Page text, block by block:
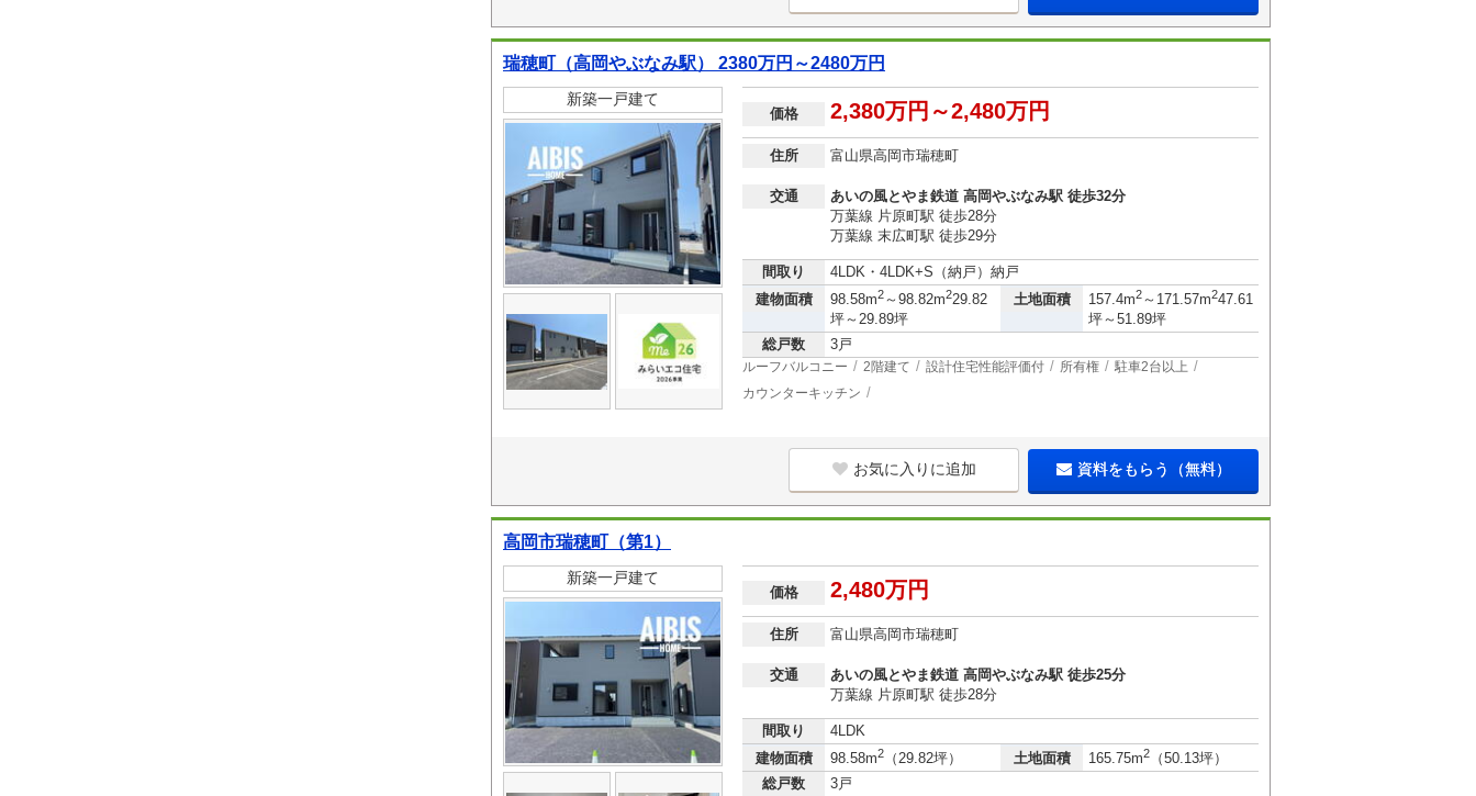
瑞穂町（高岡やぶなみ駅） 2380万円～2480万円
新築一戸建て
価格 2,380万円～2,480万円
住所 富山県高岡市瑞穂町
交通
あいの風とやま鉄道 高岡やぶなみ駅 徒歩32分
万葉線 片原町駅 徒歩28分
万葉線 末広町駅 徒歩29分
間取り
4LDK・4LDK+S（納戸）納戸
建物面積
98.58m2～98.82m229.82
坪～29.89坪
土地面積 157.4m2～171.57m247.61
坪～51.89坪
総戸数
3戸
ルーフバルコニー 2階建て 設計住宅性能評価付 所有権
駐車2台以上
カウンターキッチン
お気に入りに追加 資料をもらう（無料）
高岡市瑞穂町（第1）
新築一戸建て
価格 2,480万円
住所 富山県高岡市瑞穂町
交通
あいの風とやま鉄道 高岡やぶなみ駅 徒歩25分
万葉線 片原町駅 徒歩28分
間取り
4LDK
建物面積
98.58m2 （29.82坪） 土地面積 165.75m2
（50.13坪）
総戸数
3戸